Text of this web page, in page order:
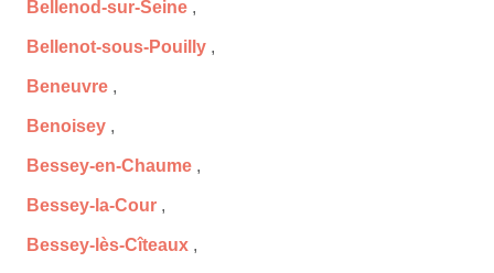
Bellenod-sur-Seine ,
Bellenot-sous-Pouilly ,
Beneuvre ,
Benoisey ,
Bessey-en-Chaume ,
Bessey-la-Cour ,
Bessey-lès-Cîteaux ,